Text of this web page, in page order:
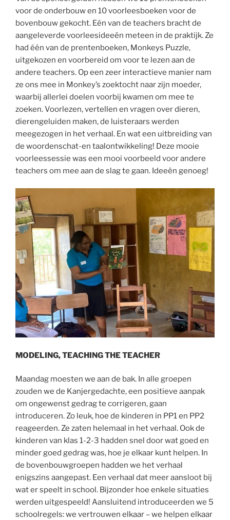
voor de onderbouw en 10 voorleesboeken voor de
bovenbouw gekocht. Eén van de teachers bracht de
aangeleverde voorleesideeën meteen in de praktijk. Ze
had één van de prentenboeken, Monkeys Puzzle,
uitgekozen en voorbereid om voor te lezen aan de
andere teachers. Op een zeer interactieve manier nam
ze ons mee in Monkey’s zoektocht naar zijn moeder,
waarbij allerlei doelen voorbij kwamen om mee te
zoeken. Voorlezen, vertellen en vragen over dieren,
dierengeluiden maken, de luisteraars werden
meegezogen in het verhaal. En wat een uitbreiding van
de woordenschat-en taalontwikkeling! Deze mooie
voorleessessie was een mooi voorbeeld voor andere
teachers om mee aan de slag te gaan. Ideeën genoeg!
MODELING, TEACHING THE TEACHER
Maandag moesten we aan de bak. In alle groepen
zouden we de Kanjergedachte, een positieve aanpak
om ongewenst gedrag te corrigeren, gaan
introduceren. Zo leuk, hoe de kinderen in PP1 en PP2
reageerden. Ze zaten helemaal in het verhaal. Ook de
kinderen van klas 1-2-3 hadden snel door wat goed en
minder goed gedrag was, hoe je elkaar kunt helpen. In
de bovenbouwgroepen hadden we het verhaal
enigszins aangepast. Een verhaal dat meer aansloot bij
wat er speelt in school. Bijzonder hoe enkele situaties
werden uitgespeeld! Aansluitend introduceerden we 5
schoolregels: we vertrouwen elkaar – we helpen elkaar